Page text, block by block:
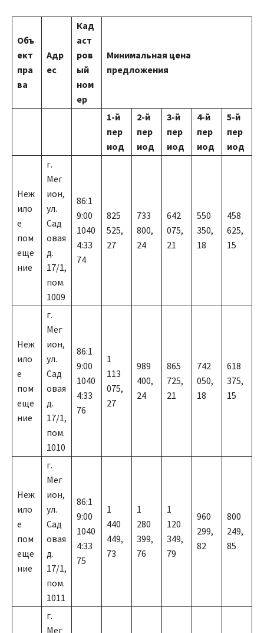
Объ
ект
пра
ва
Адр
ес
Кад
аст
ров
ый
ном
ер
Минимальная цена
предложения
1-й
пер
иод
2-й
пер
иод
3-й
пер
иод
4-й
пер
иод
5-й
пер
иод
Неж
ило
е
пом
еще
ние
г.
Мег
ион,
ул.
Сад
овая
д.
17/1,
пом.
1009
86:1
9:00
1040
4:33
74
825
525,
27
733
800,
24
642
075,
21
550
350,
18
458
625,
15
Неж
ило
е
пом
еще
ние
г.
Мег
ион,
ул.
Сад
овая
д.
17/1,
пом.
1010
86:1
9:00
1040
4:33
76
1
113
075,
27
989
400,
24
865
725,
21
742
050,
18
618
375,
15
Неж
ило
е
пом
еще
ние
г.
Мег
ион,
ул.
Сад
овая
д.
17/1,
пом.
1011
86:1
9:00
1040
4:33
75
1
440
449,
73
1
280
399,
76
1
120
349,
79
960
299,
82
800
249,
85
г.
Мег